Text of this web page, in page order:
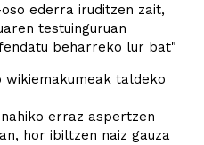
ederra iruditzen zait,
testuinguruan
beharreko lur bat"
wikiemakumeak taldeko
erraz aspertzen
hor ibiltzen naiz gauza